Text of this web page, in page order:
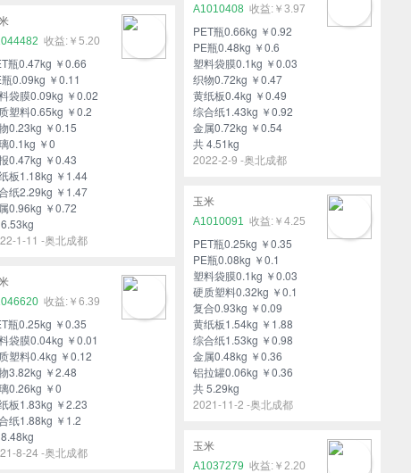
A1010408
￥3.97
PET瓶0.66kg ￥0.92
PE瓶0.48kg ￥0.6
塑料袋膜0.1kg ￥0.03
织物0.72kg ￥0.47
黄纸板0.4kg ￥0.49
综合纸1.43kg ￥0.92
金属0.72kg ￥0.54
共 4.51kg
2022-2-9 -奥北成都
￥5.20
瓶0.47kg ￥0.66
0.09kg ￥0.11
袋膜0.09kg ￥0.02
塑料0.65kg ￥0.2
0.23kg ￥0.15
0.1kg ￥0
0.47kg ￥0.43
板1.18kg ￥1.44
纸2.29kg ￥1.47
0.96kg ￥0.72
1-11 -奥北成都
玉米
A1010091
￥4.25
PET瓶0.25kg ￥0.35
PE瓶0.08kg ￥0.1
塑料袋膜0.1kg ￥0.03
硬质塑料0.32kg ￥0.1
复合0.93kg ￥0.09
黄纸板1.54kg ￥1.88
综合纸1.53kg ￥0.98
金属0.48kg ￥0.36
铝拉罐0.06kg ￥0.36
共 5.29kg
2021-11-2 -奥北成都
￥6.39
瓶0.25kg ￥0.35
袋膜0.04kg ￥0.01
塑料0.4kg ￥0.12
3.82kg ￥2.48
0.26kg ￥0
板1.83kg ￥2.23
纸1.88kg ￥1.2
8-24 -奥北成都
玉米
A1037279
￥2.20